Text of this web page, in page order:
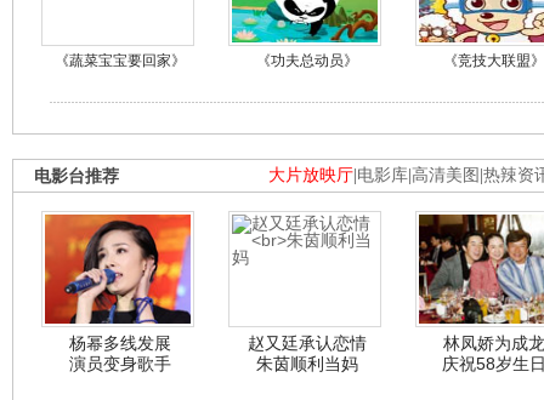
《蔬菜宝宝要回家》 《功夫总动员》 《竞技大联盟》
大片放映厅 电影库 高清美图 热辣资
电影台推荐
杨幂多线发展
演员变身歌手
赵又廷承认恋情
朱茵顺利当妈
林凤娇为成龙
庆祝58岁生